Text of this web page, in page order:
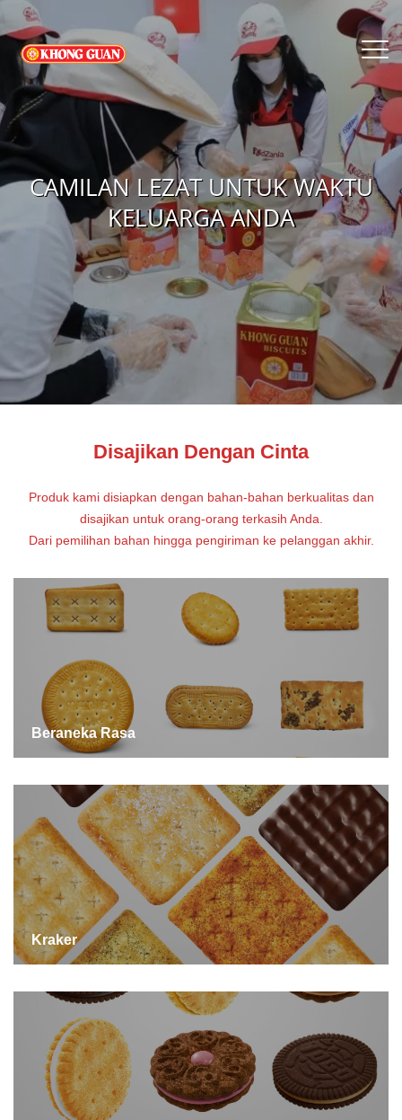
CAMILAN LEZAT UNTUK WAKTU
KELUARGA ANDA
Disajikan Dengan Cinta
Produk kami disiapkan dengan bahan-bahan berkualitas dan
disajikan untuk orang-orang terkasih Anda.
Dari pemilihan bahan hingga pengiriman ke pelanggan akhir.
Beraneka Rasa
Kraker